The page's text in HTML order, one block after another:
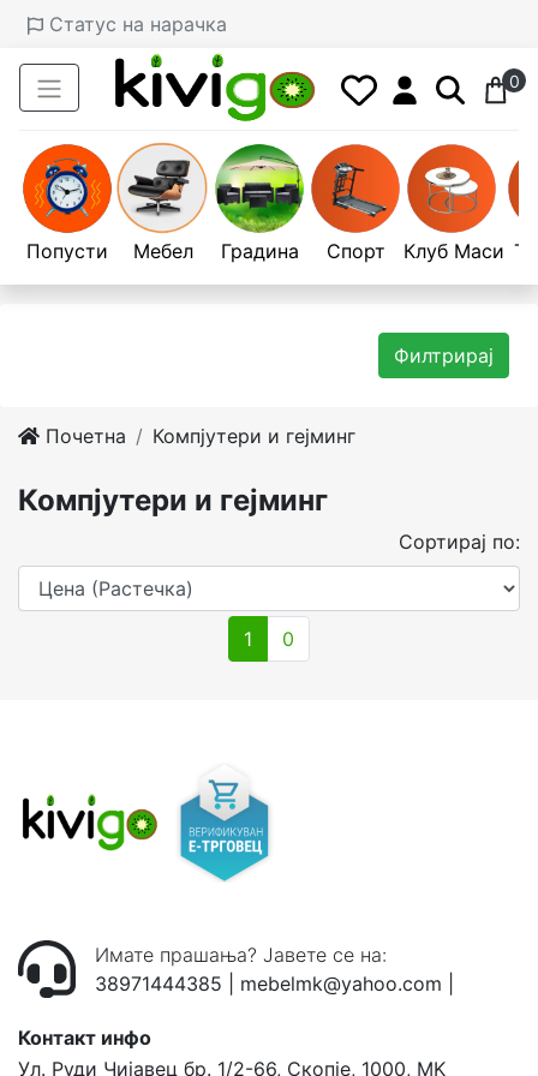
Статус на нарачка
0
Попусти Мебел Градина Спорт Клуб Маси
Филтрирај
Почетна Компјутери и гејминг
Компјутери и гејминг
Сортирај по:
1 0
Имате прашања? Јавете се на:
38971444385
mebelmk@yahoo.com
Контакт инфо
Ул. Руди Чијавец бр. 1/2-66, Скопје, 1000, MK